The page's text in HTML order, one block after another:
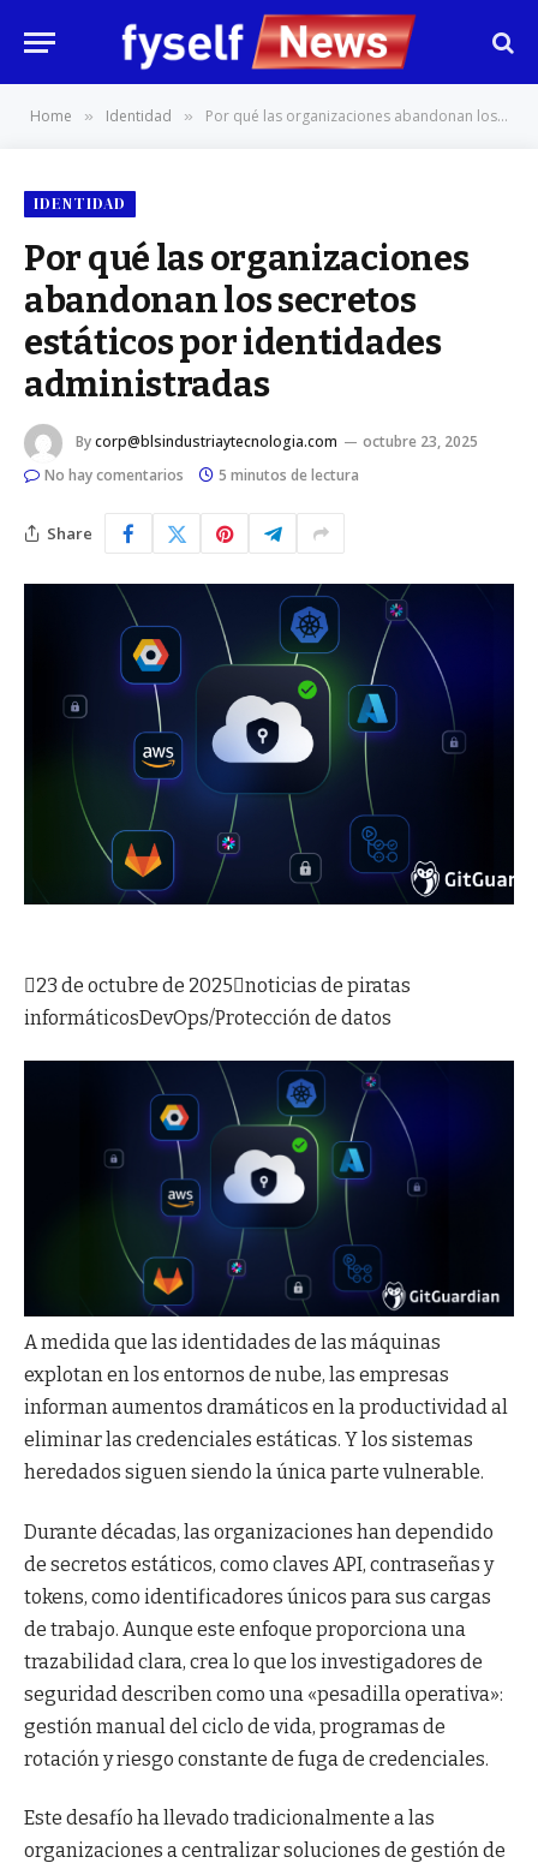
Home » Identidad » Por qué las organizaciones abandonan los secretos estáticos por identidades administradas
IDENTIDAD
Por qué las organizaciones
abandonan los secretos
estáticos por identidades
administradas
Bycorp@blsindustriaytecnologia.com
octubre 23, 2025
No hay comentarios
5 minutos de lectura
Share
23 de octubre de 2025noticias de piratas
informáticosDevOps/Protección de datos
A medida que las identidades de las máquinas
explotan en los entornos de nube, las empresas
informan aumentos dramáticos en la productividad al
eliminar las credenciales estáticas. Y los sistemas
heredados siguen siendo la única parte vulnerable.
Durante décadas, las organizaciones han dependido
de secretos estáticos, como claves API, contraseñas y
tokens, como identificadores únicos para sus cargas
de trabajo. Aunque este enfoque proporciona una
trazabilidad clara, crea lo que los investigadores de
seguridad describen como una «pesadilla operativa»:
gestión manual del ciclo de vida, programas de
rotación y riesgo constante de fuga de credenciales.
Este desafío ha llevado tradicionalmente a las
organizaciones a centralizar soluciones de gestión de